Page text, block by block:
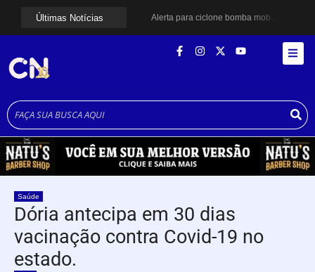
Últimas Notícias
Alerta para ciclone bomba mobiliza moradores de Cubatão após estragos causados por vendaval
Santos avança com proposta para municipalizar manutenção das calçadas
Cubatão orienta população sobre esquema vacinal contra sarampo e poliomielite
Pai e filho ficam feridos após se esfaquearem durante briga em Cubatão
Saúde
Dória antecipa em 30 dias
vacinação contra Covid-19 no
estado.